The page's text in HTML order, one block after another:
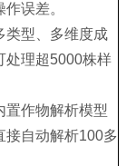
误差。
类型、多维度成
处理超5000株样
置作物解析模型
接自动解析100多